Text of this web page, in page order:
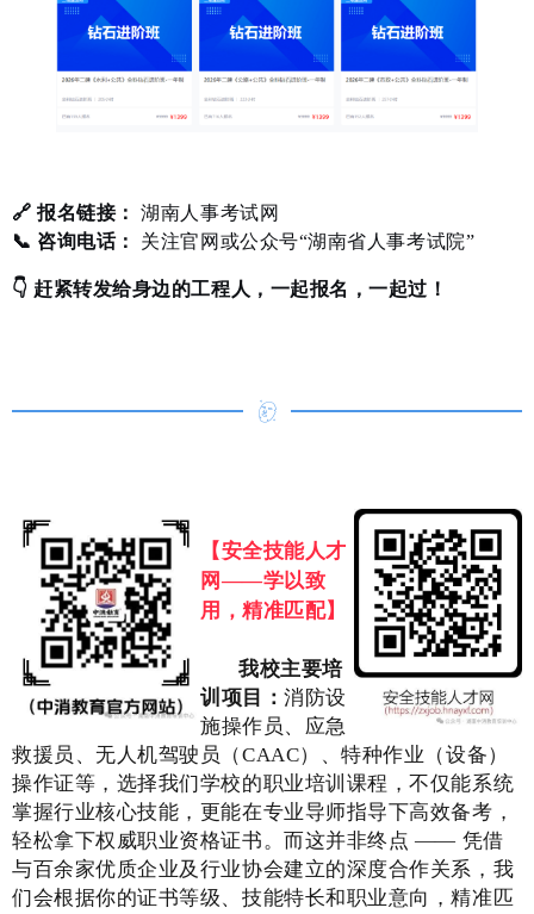
🔗 报名链接：
湖南人事考试网
📞 咨询电话：
关注官网或公众号“湖南省人事考试院”
👇 赶紧转发给身边的工程人，一起报名，一起过！
【安全技能人才
网——学以致
用，精准匹配】
我校主要培
训项目：消防设
施操作员、应急
救援员、无人机驾驶员（CAAC）、特种作业（设备）
操作证等，选择我们学校的职业培训课程，不仅能系统
掌握行业核心技能，更能在专业导师指导下高效备考，
轻松拿下权威职业资格证书。而这并非终点 —— 凭借
与百余家优质企业及行业协会建立的深度合作关系，我
们会根据你的证书等级、技能特长和职业意向，精准匹